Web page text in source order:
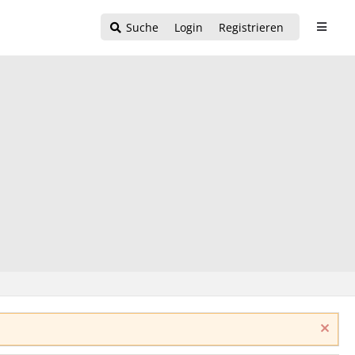
Login Registrieren
Suche